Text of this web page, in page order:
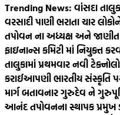
Trending News: વાંસદા
વરસાદી પાણી ભરાતા ચાર
તપોવન ના અધ્યક્ષ અને
ફાઇનાન્સ કમિટી માં નિયુક્ત
તાલુકામાં પ્રથમવાર નવી
કરાઈઆપણી ભારતીય સંસ્કૃતિ
માર્ગ બતાવનાર ગુરુદેવ ને
આનંદ તપોવનના સ્થાપક પ્રમુખ